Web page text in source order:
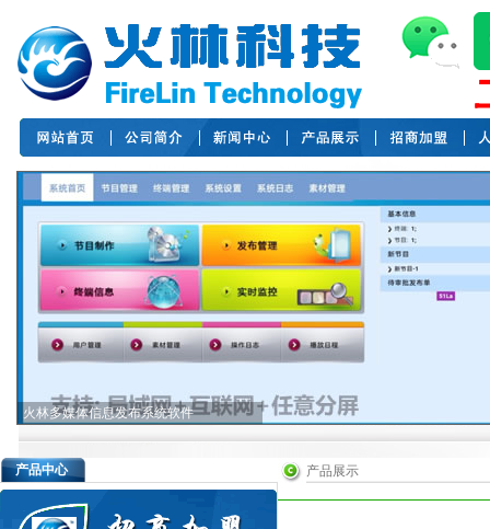
火林安卓广告播放盒
产品中心 产品展示